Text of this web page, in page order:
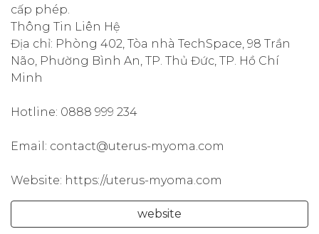
cấp phép.
Thông Tin Liên Hệ
Địa chỉ: Phòng 402, Tòa nhà TechSpace, 98 Trần
Não, Phường Bình An, TP. Thủ Đức, TP. Hồ Chí
Minh
Hotline: 0888 999 234
Email: contact@uterus-myoma.com
Website: https://uterus-myoma.com
website